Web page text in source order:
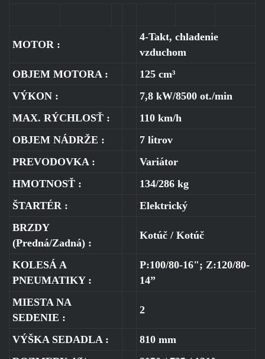
MOTOR :
4-Takt, chladenie
vzduchom
OBJEM MOTORA :
125 cm³
VÝKON :
7,8 kW/8500 ot./min
MAX. RÝCHLOSŤ :
110 km/h
OBJEM NÁDRŽE :
7 litrov
PREVODOVKA :
Variátor
HMOTNOSŤ :
134/286 kg
ŠTARTÉR :
Elektrický
BRZDY
(Predná/Zadná) :
Kotúč / Kotúč
KOLESÁ A
PNEUMATIKY :
P:100/80-16"; Z:120/80-
14”
MIESTA NA
SEDENIE :
2
VÝŠKA SEDADLA :
810 mm